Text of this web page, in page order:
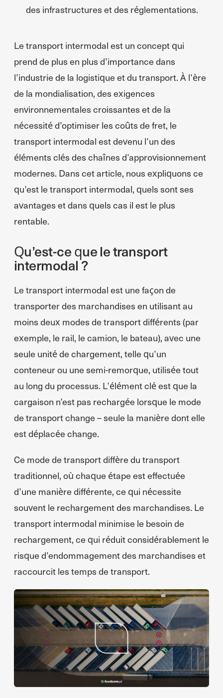
des infrastructures et des réglementations.
Le transport intermodal est un concept qui
prend de plus en plus d’importance dans
l’industrie de la logistique et du transport. À l’ère
de la mondialisation, des exigences
environnementales croissantes et de la
nécessité d’optimiser les coûts de fret, le
transport intermodal est devenu l’un des
éléments clés des chaînes d’approvisionnement
modernes. Dans cet article, nous expliquons ce
qu’est le transport intermodal, quels sont ses
avantages et dans quels cas il est le plus
rentable.
Qu’est-ce que le transport
intermodal ?
Le transport intermodal est une façon de
transporter des marchandises en utilisant au
moins deux modes de transport différents (par
exemple, le rail, le camion, le bateau), avec une
seule unité de chargement, telle qu’un
conteneur ou une semi-remorque, utilisée tout
au long du processus. L’élément clé est que la
cargaison n’est pas rechargée lorsque le mode
de transport change – seule la manière dont elle
est déplacée change.
Ce mode de transport diffère du transport
traditionnel, où chaque étape est effectuée
d’une manière différente, ce qui nécessite
souvent le rechargement des marchandises. Le
transport intermodal minimise le besoin de
rechargement, ce qui réduit considérablement le
risque d’endommagement des marchandises et
raccourcit les temps de transport.